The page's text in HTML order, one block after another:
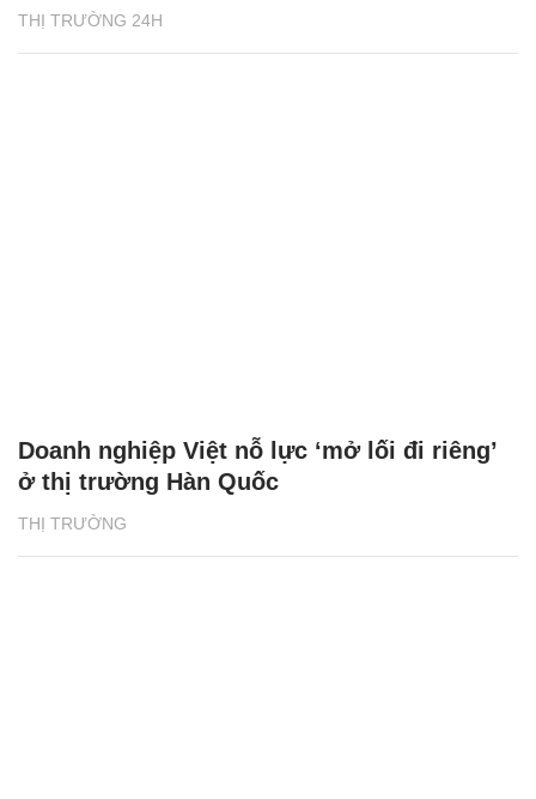
THỊ TRƯỜNG 24H
THỊ TRƯỜNG
Doanh nghiệp Việt nỗ lực ‘mở lối đi riêng’
ở thị trường Hàn Quốc